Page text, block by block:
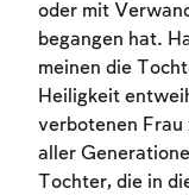
oder mit
begangen hat.
meinen die
Heiligkeit
verbotenen Frau
aller
Tochter, die in